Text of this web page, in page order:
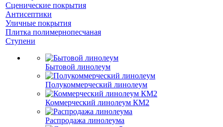
Сценические покрытия
Антисептики
Уличные покрытия
Плитка полимернопесчаная
Ступени
Бытовой линолеум
Полукоммерческий линолеум
Коммерческий линолеум КМ2
Распродажа линолеума